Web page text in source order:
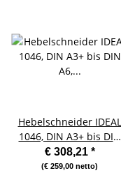
Hebelschneider IDEAL
1046, DIN A3+ bis DIN
A6, Schnittlänge: 460
mm
€ 308,21 *
(€ 259,00 netto)